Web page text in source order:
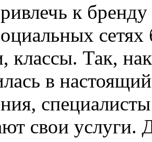
к
классы. Так,
в
свои услуги.